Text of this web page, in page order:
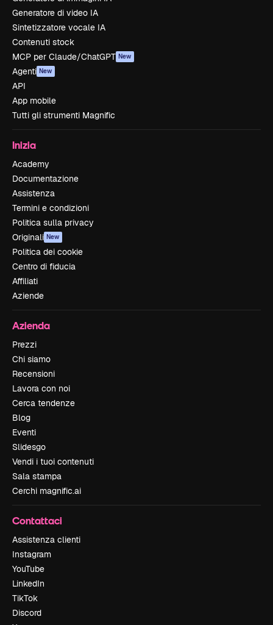
Generatore di video IA
Sintetizzatore vocale IA
Contenuti stock
MCP per Claude/ChatGPT New
Agenti New
API
App mobile
Tutti gli strumenti Magnific
Inizia
Academy
Documentazione
Assistenza
Termini e condizioni
Politica sulla privacy
Originali New
Politica dei cookie
Centro di fiducia
Affiliati
Aziende
Azienda
Prezzi
Chi siamo
Recensioni
Lavora con noi
Cerca tendenze
Blog
Eventi
Slidesgo
Vendi i tuoi contenuti
Sala stampa
Cerchi magnific.ai
Contattaci
Assistenza clienti
Instagram
YouTube
LinkedIn
TikTok
Discord